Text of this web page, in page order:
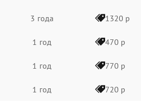
3 года 1320 р
1 год 470 р
1 год 770 р
1 год 720 р